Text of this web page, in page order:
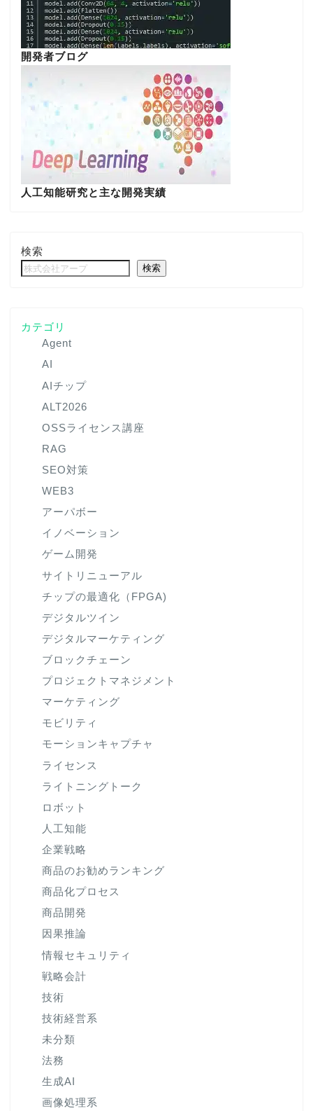
開発者ブログ
人工知能研究と主な開発実績
検索
検索
カテゴリ
Agent
AI
AIチップ
ALT2026
OSSライセンス講座
RAG
SEO対策
WEB3
アーパボー
イノベーション
ゲーム開発
サイトリニューアル
チップの最適化（FPGA)
デジタルツイン
デジタルマーケティング
ブロックチェーン
プロジェクトマネジメント
マーケティング
モビリティ
モーションキャプチャ
ライセンス
ライトニングトーク
ロボット
人工知能
企業戦略
商品のお勧めランキング
商品化プロセス
商品開発
因果推論
情報セキュリティ
戦略会計
技術
技術経営系
未分類
法務
生成AI
画像処理系